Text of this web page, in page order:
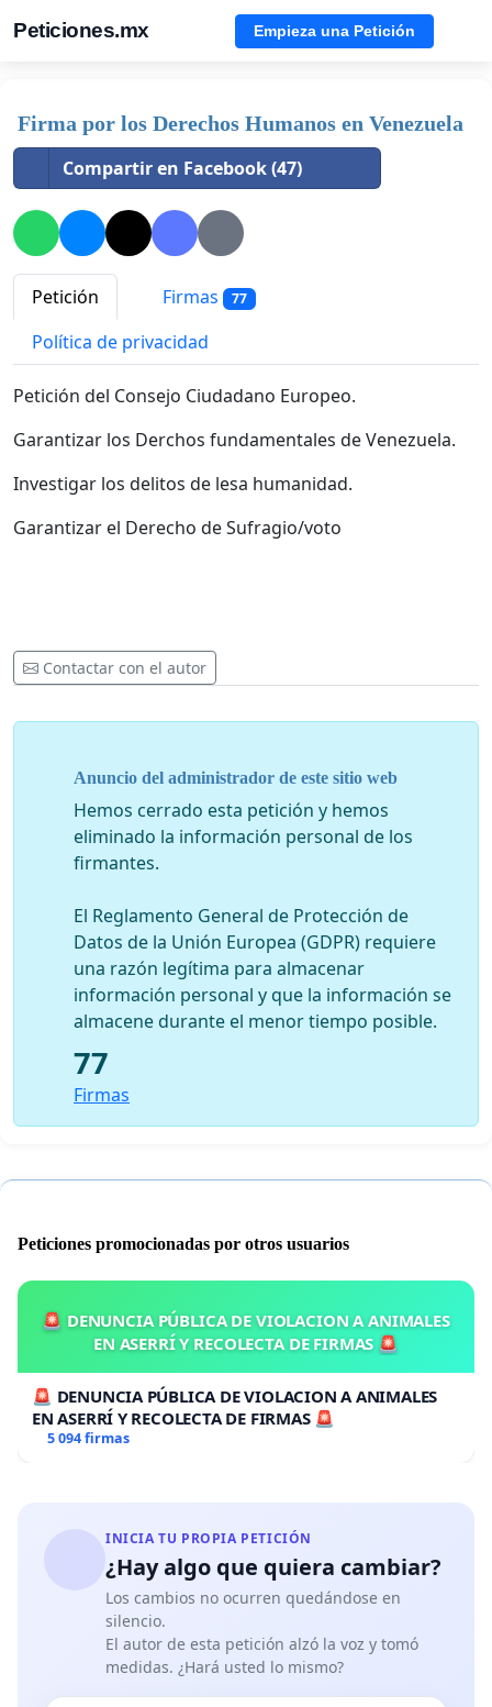
Peticiones.mx Empieza una Petición
Firma por los Derechos Humanos en Venezuela
Compartir en Facebook (47)
Petición Firmas 77
Política de privacidad
Petición del Consejo Ciudadano Europeo.
Garantizar los Derchos fundamentales de Venezuela.
Investigar los delitos de lesa humanidad.
Garantizar el Derecho de Sufragio/voto
Contactar con el autor
Anuncio del administrador de este sitio web
Hemos cerrado esta petición y hemos
eliminado la información personal de los
firmantes.
El Reglamento General de Protección de
Datos de la Unión Europea (GDPR) requiere
una razón legítima para almacenar
información personal y que la información se
almacene durante el menor tiempo posible.
77
Firmas
Peticiones promocionadas por otros usuarios
🚨 DENUNCIA PÚBLICA DE VIOLACION A ANIMALES
EN ASERRÍ Y RECOLECTA DE FIRMAS 🚨
🚨 DENUNCIA PÚBLICA DE VIOLACION A ANIMALES
EN ASERRÍ Y RECOLECTA DE FIRMAS 🚨
5 094 firmas
INICIA TU PROPIA PETICIÓN
¿Hay algo que quiera cambiar?
Los cambios no ocurren quedándose en
silencio.
El autor de esta petición alzó la voz y tomó
medidas. ¿Hará usted lo mismo?